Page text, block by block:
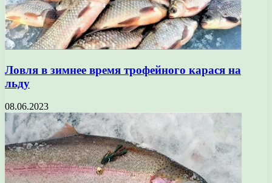
Ловля в зимнее время трофейного карася на
льду
08.06.2023